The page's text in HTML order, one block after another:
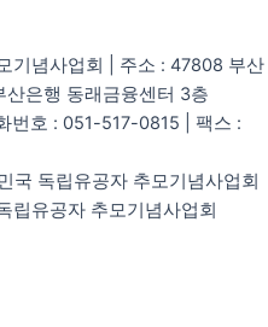
기념사업회 | 주소 : 47808 부산
은행 동래금융센터 3층
번호 : 051-517-0815 | 팩스 :
독립유공자 추모기념사업회
립유공자 추모기념사업회